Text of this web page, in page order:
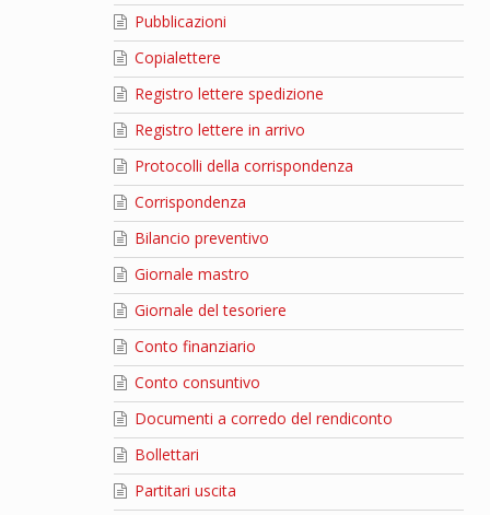
Pubblicazioni
Copialettere
Registro lettere spedizione
Registro lettere in arrivo
Protocolli della corrispondenza
Corrispondenza
Bilancio preventivo
Giornale mastro
Giornale del tesoriere
Conto finanziario
Conto consuntivo
Documenti a corredo del rendiconto
Bollettari
Partitari uscita